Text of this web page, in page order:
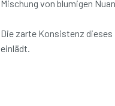
Mischung von blumigen
Die zarte Konsistenz dieses
einlädt.